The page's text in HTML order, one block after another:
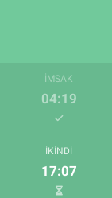
İMSAK
04:19
İKINDI
17:07